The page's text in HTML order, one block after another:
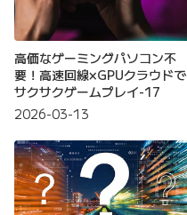
高価なゲーミングパソコン不
要！高速回線×GPUクラウドで
サクサクゲームプレイ-17
2026-03-13